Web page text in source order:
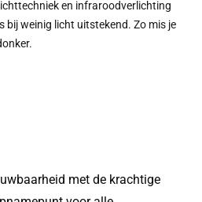
en infraroodverlichting
bij weinig licht uitstekend. Zo mis je
met de krachtige